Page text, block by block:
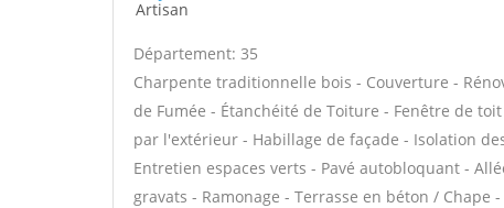
Artisan
Département: 35
Charpente traditionnelle bois - Couverture -
de Fumée - Étanchéité de Toiture - Fenêtre de
par l'extérieur - Habillage de façade - Isolation
Entretien espaces verts - Pavé autobloquant -
gravats - Ramonage - Terrasse en béton / Chape